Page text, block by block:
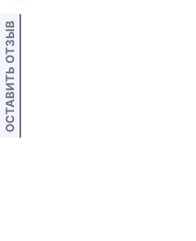
ОСТАВИТЬ ОТЗЫВ